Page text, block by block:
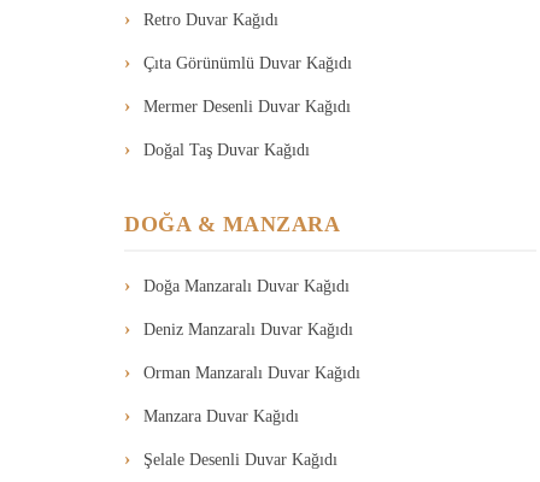
Retro Duvar Kağıdı
Çıta Görünümlü Duvar Kağıdı
Mermer Desenli Duvar Kağıdı
Doğal Taş Duvar Kağıdı
DOĞA & MANZARA
Doğa Manzaralı Duvar Kağıdı
Deniz Manzaralı Duvar Kağıdı
Orman Manzaralı Duvar Kağıdı
Manzara Duvar Kağıdı
Şelale Desenli Duvar Kağıdı